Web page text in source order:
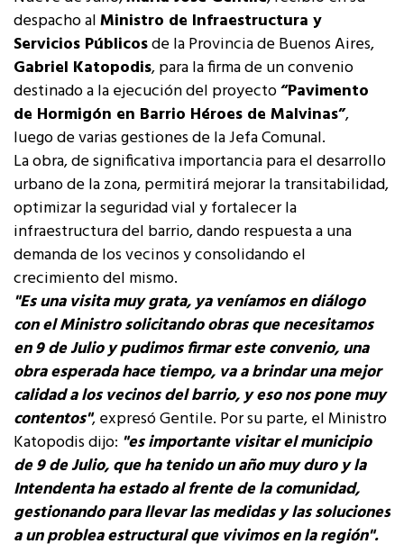
despacho alMinistro de Infraestructura y
Servicios Públicosde la Provincia de Buenos Aires,
Gabriel Katopodis, para la firma de un convenio
destinado a la ejecución del proyecto“Pavimento
de Hormigón en Barrio Héroes de Malvinas”,
luego de varias gestiones de la Jefa Comunal.
La obra, de significativa importancia para el desarrollo
urbano de la zona, permitirá mejorar la transitabilidad,
optimizar la seguridad vial y fortalecer la
infraestructura del barrio, dando respuesta a una
demanda de los vecinos y consolidando el
crecimiento del mismo.
"Es una visita muy grata, ya veníamos en diálogo
con el Ministro solicitando obras que necesitamos
en 9 de Julio y pudimos firmar este convenio, una
obra esperada hace tiempo, va a brindar una mejor
calidad a los vecinos del barrio, y eso nos pone muy
contentos", expresó Gentile. Por su parte, el Ministro
Katopodis dijo: "es importante visitar el municipio
de 9 de Julio, que ha tenido un año muy duro y la
Intendenta ha estado al frente de la comunidad,
gestionando para llevar las medidas y las soluciones
a un problea estructural que vivimos en la región".